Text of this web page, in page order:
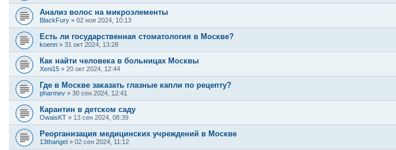
Анализ волос на микроэлементы
BlackFury » 02 ноя 2024, 10:13
Есть ли государственная стоматология в Москве?
koenn » 31 окт 2024, 13:28
Как найти человека в больницах Москвы
Xeni15 » 20 окт 2024, 12:44
Где в Москве заказать глазные капли по рецепту?
pharmev » 30 сен 2024, 12:41
Карантин в детском саду
OwaisKT » 13 сен 2024, 08:39
Реорганизация медицинских учреждений в Москве
13thangel » 02 сен 2024, 11:12